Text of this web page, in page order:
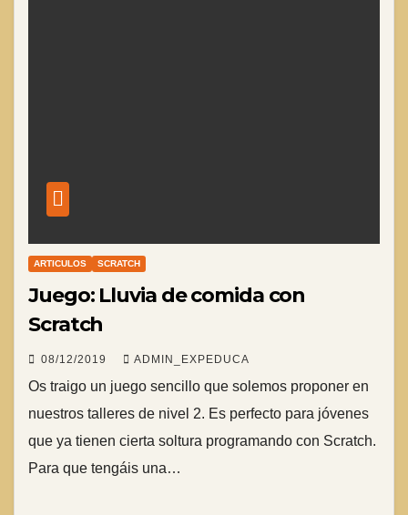
ARTICULOS SCRATCH
Juego: Lluvia de comida con
Scratch
08/12/2019 ADMIN_EXPEDUCA
Os traigo un juego sencillo que solemos proponer en
nuestros talleres de nivel 2. Es perfecto para jóvenes
que ya tienen cierta soltura programando con Scratch.
Para que tengáis una…